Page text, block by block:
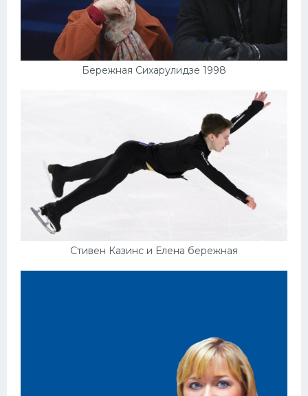
Бережная Сихарулидзе 1998
Стивен Казинс и Елена бережная